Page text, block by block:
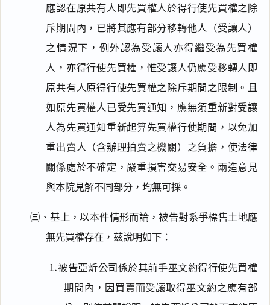
應認在原共有人即先買權人於得行使先買權之除
斥期間內，已將其應有部分移轉他人（受讓人）
之情況下，例外認為受讓人亦得繼受為先買權
人，亦得行使先買權，惟受讓人仍應受移轉人即
原共有人原得行使先買權之除斥期間之限制。且
如原先買權人已受先買通知，應無須重新對受讓
人為先買通知重新起算先買權行使期間，以免加
重出賣人（含辦理拍賣之機關）之負擔，使法律
關係處於不確定，嚴重損害交易安全。兩造意見
與本院見解不同部分，均無可採。
㈢、基上，以本件情形而論，被告對系爭標售土地應
無先買權存在，茲說明如下：
⒈被告亞炘公司係於其前手巫文約得行使先買權
期間內，因買賣而受讓取得巫文約之應有部